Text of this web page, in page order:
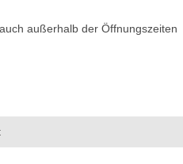
außerhalb der Öffnungszeiten